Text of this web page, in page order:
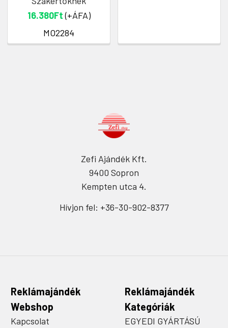
16.380Ft(+ÁFA)
MO2284
Zefi Ajándék Kft.
9400 Sopron
Kempten utca 4.
Hívjon fel: +36-30-902-8377
Reklámajándék
Webshop
Kapcsolat
Reklámajándék
Kategóriák
EGYEDI GYÁRTÁSÚ